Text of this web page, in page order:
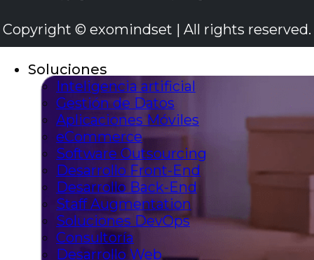
Copyright © exomindset | All rights reserved.
Soluciones
Inteligencia artificial
Gestión de Datos
Aplicaciones Móviles
eCommerce
Software Outsourcing
Desarrollo Front-End
Desarrollo Back-End
Staff Augmentation
Soluciones DevOps
Consultoría
Desarrollo Web